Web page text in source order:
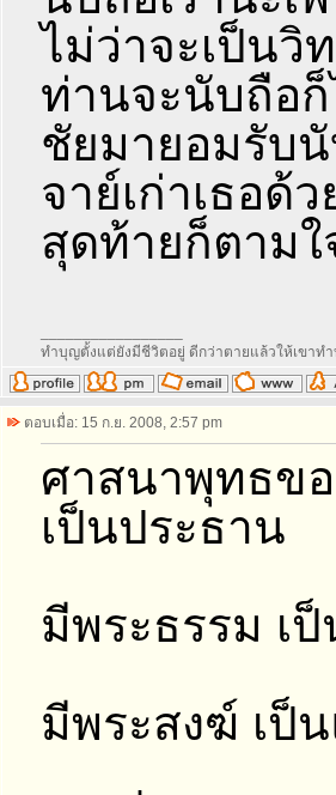
ไม่ว่าจะเป็นวิ
ท่านจะนับถือ
ชัยมายอมรับ
จาย์เก่าเธอด้
สุดท้ายก็ตามใ
ทำบุญตั้งแต่ยังมีชีวิตอยู่ ดีกว่าตายแล้วให้เขาท
ตอบเมื่อ: 15 ก.ย. 2008, 2:57 pm
ศาสนาพุทธขอ
เป็นประธาน
มีพระธรรม เ
มีพระสงฆ์ เป็